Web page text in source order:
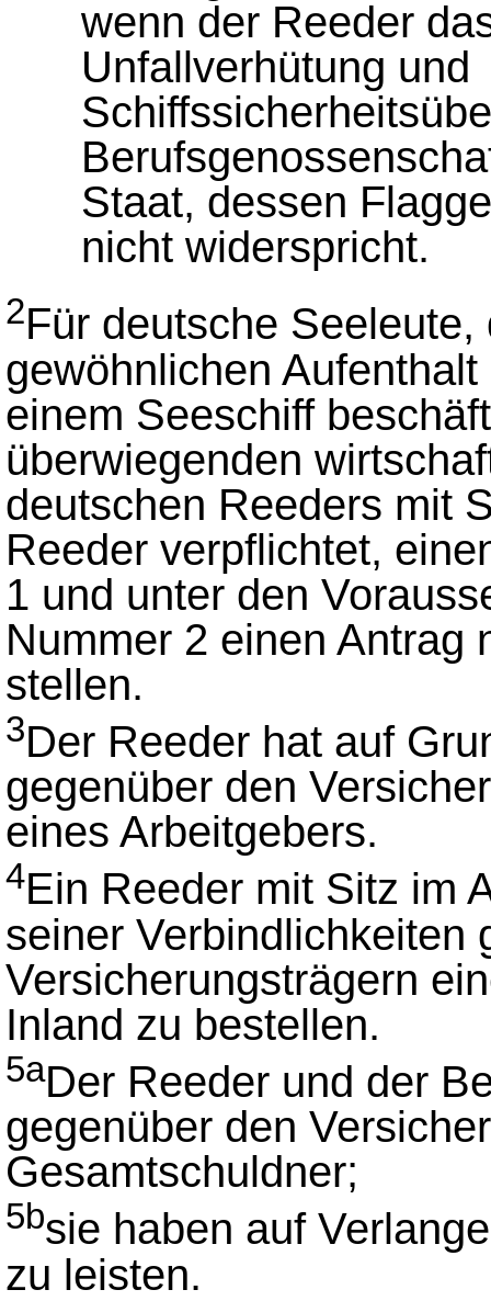
wenn der Reeder
Unfallverhütung und
Staat, dessen
nicht widerspricht.
2Für deutsche
gewöhnlichen
einem Seeschiff
überwiegenden
deutschen Reeders mit
Reeder verpflichtet,
1 und unter den
Nummer 2 einen Antrag
stellen.
3Der Reeder hat auf
gegenüber den
eines Arbeitgebers.
4Ein Reeder mit Sitz im
seiner Verbindlichkeiten
Versicherungsträgern
Inland zu bestellen.
5aDer Reeder und der
gegenüber den
Gesamtschuldner;
5bsie haben auf
zu leisten.